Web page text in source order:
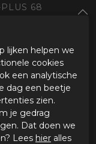
68
68
of te
het schijfslot en
aan jouw
De Memory
remschijfslot.
het slot en de
het stuurgrip.
lijken helpen we
cookies
een analytische
dag een beetje
zien.
je gedrag
Dat doen we
Lees hier alles